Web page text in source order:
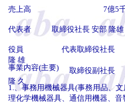
売上高 7億5千
代表者 取締役社長 安部 隆雄
役員 代表取締役社長
隆 雄
取締役副社長
隆 久
事業内容(主要)
1.、事務用機械器具(事務用品、
理化学機械器具、通信用機器、音